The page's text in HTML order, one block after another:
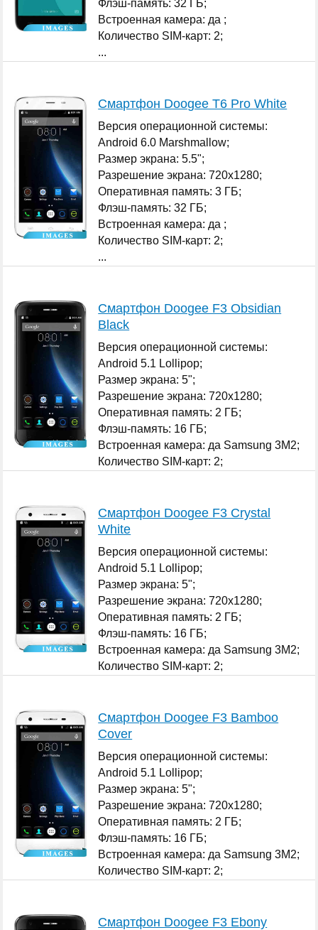
Флэш-память: 32 ГБ;
Встроенная камера: да ;
Количество SIM-карт: 2;
...
Смартфон Doogee T6 Pro White
Версия операционной системы:
Android 6.0 Marshmallow;
Размер экрана: 5.5";
Разрешение экрана: 720x1280;
Оперативная память: 3 ГБ;
Флэш-память: 32 ГБ;
Встроенная камера: да ;
Количество SIM-карт: 2;
...
Смартфон Doogee F3 Obsidian
Black
Версия операционной системы:
Android 5.1 Lollipop;
Размер экрана: 5";
Разрешение экрана: 720x1280;
Оперативная память: 2 ГБ;
Флэш-память: 16 ГБ;
Встроенная камера: да Samsung 3M2;
Количество SIM-карт: 2;
Смартфон Doogee F3 Crystal
White
Версия операционной системы:
Android 5.1 Lollipop;
Размер экрана: 5";
Разрешение экрана: 720x1280;
Оперативная память: 2 ГБ;
Флэш-память: 16 ГБ;
Встроенная камера: да Samsung 3M2;
Количество SIM-карт: 2;
Смартфон Doogee F3 Bamboo
Cover
Версия операционной системы:
Android 5.1 Lollipop;
Размер экрана: 5";
Разрешение экрана: 720x1280;
Оперативная память: 2 ГБ;
Флэш-память: 16 ГБ;
Встроенная камера: да Samsung 3M2;
Количество SIM-карт: 2;
Смартфон Doogee F3 Ebony